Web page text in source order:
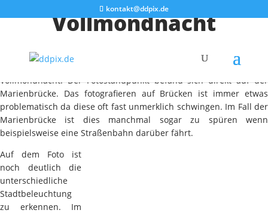
kontakt@ddpix.de
Vollmondnacht
Heute gibt es mal wieder ein Festplattenfund. Das Foto stammt
aus dem Jahr 2009 und zeigt die Dresdner Skyline in einer klaren
Vollmondnacht. Der Fotostandpunkt befand sich direkt auf der
Marienbrücke. Das fotografieren auf Brücken ist immer etwas
problematisch da diese oft fast unmerklich schwingen. Im Fall der
Marienbrücke ist dies manchmal sogar zu spüren wenn
beispielsweise eine Straßenbahn darüber fährt.
Auf dem Foto ist
noch deutlich die
unterschiedliche
Stadtbeleuchtung
zu erkennen. Im